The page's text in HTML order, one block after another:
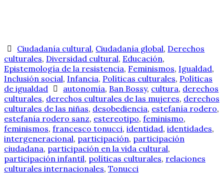
Ciudadanía cultural, Ciudadanía global, Derechos
culturales, Diversidad cultural, Educación,
Epistemología de la resistencia, Feminismos, Igualdad,
Inclusión social, Infancia, Políticas culturales, Políticas
de igualdad
autonomía, Ban Bossy, cultura, derechos
culturales, derechos culturales de las mujeres, derechos
culturales de las niñas, desobediencia, estefanía rodero,
estefanía rodero sanz, estereotipo, feminismo,
feminismos, francesco tonucci, identidad, identidades,
intergeneracional, participación, participación
ciudadana, participación en la vida cultural,
participación infantil, políticas culturales, relaciones
culturales internacionales, Tonucci